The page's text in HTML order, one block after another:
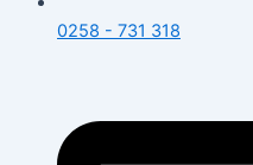
0258 - 731 318